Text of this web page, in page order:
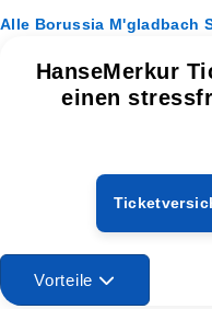
Alle Borussia M'gladbach
HanseMerkur
einen
Vorteile